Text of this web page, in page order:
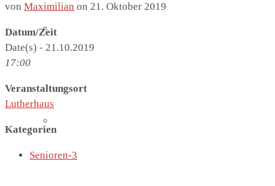
Gemeindeleben
von Maximilian on 21. Oktober 2019
Datum/Zeit
Date(s) - 21.10.2019
17:00
Veranstaltungsort
Lutherhaus
Kategorien
Senioren-3